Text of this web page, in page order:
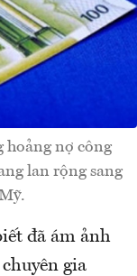
hoảng nợ công
lan rộng sang
đã ám ảnh
gia